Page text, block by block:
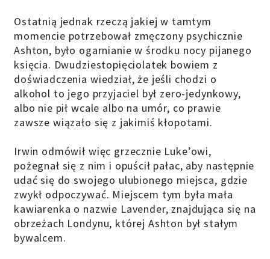
Ostatnią jednak rzeczą jakiej w tamtym
momencie potrzebował zmęczony psychicznie
Ashton, było ogarnianie w środku nocy pijanego
księcia. Dwudziestopięciolatek bowiem z
doświadczenia wiedział, że jeśli chodzi o
alkohol to jego przyjaciel był zero-jedynkowy,
albo nie pił wcale albo na umór, co prawie
zawsze wiązało się z jakimiś kłopotami.
Irwin odmówił więc grzecznie Luke’owi,
pożegnał się z nim i opuścił pałac, aby następnie
udać się do swojego ulubionego miejsca, gdzie
zwykł odpoczywać. Miejscem tym była mała
kawiarenka o nazwie Lavender, znajdująca się na
obrzeżach Londynu, której Ashton był stałym
bywalcem.